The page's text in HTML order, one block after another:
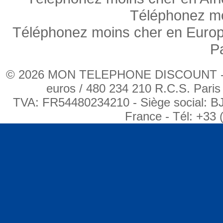
Téléphonez
Téléphonez moins cher en
© 2026 MON TELEPHONE DISCOUNT
euros / 480 234 210 R.C.S.
TVA: FR54480234210 - Siège social:
France - Tél: +33